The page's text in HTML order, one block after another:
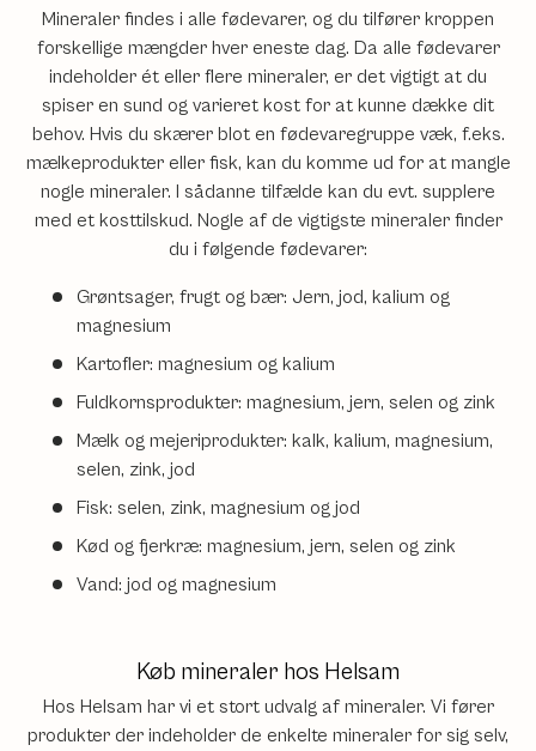
Mineraler findes i alle fødevarer, og du tilfører kroppen
forskellige mængder hver eneste dag. Da alle fødevarer
indeholder ét eller flere mineraler, er det vigtigt at du
spiser en sund og varieret kost for at kunne dække dit
behov. Hvis du skærer blot en fødevaregruppe væk, f.eks.
mælkeprodukter eller fisk, kan du komme ud for at mangle
nogle mineraler. I sådanne tilfælde kan du evt. supplere
med et kosttilskud. Nogle af de vigtigste mineraler finder
du i følgende fødevarer:
Grøntsager, frugt og bær: Jern, jod, kalium og
magnesium
Kartofler: magnesium og kalium
Fuldkornsprodukter: magnesium, jern, selen og zink
Mælk og mejeriprodukter: kalk, kalium, magnesium,
selen, zink, jod
Fisk: selen, zink, magnesium og jod
Kød og fjerkræ: magnesium, jern, selen og zink
Vand: jod og magnesium
Køb mineraler hos Helsam
Hos Helsam har vi et stort udvalg af mineraler. Vi fører
produkter der indeholder de enkelte mineraler for sig selv,